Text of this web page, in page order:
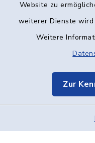
Website zu
weiterer Dienste
Weitere
Zur